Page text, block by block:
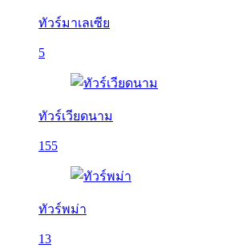
ทัวร์มาเลเซีย
5
ทัวร์เวียดนาม
155
ทัวร์พม่า
13